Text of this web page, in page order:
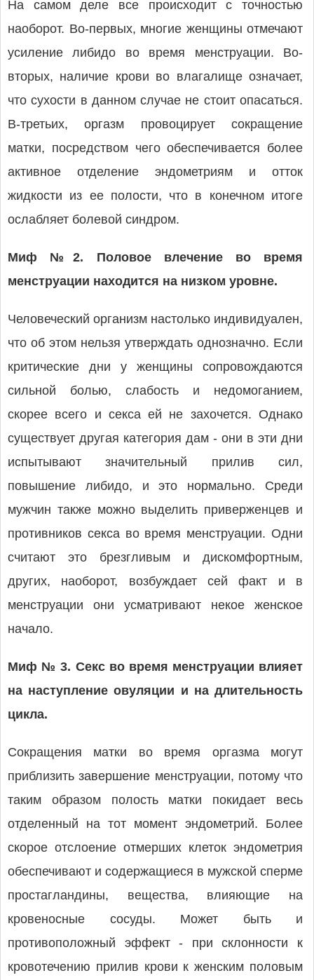
На самом деле все происходит с точностью
наоборот. Во-первых, многие женщины отмечают
усиление либидо во время менструации. Во-
вторых, наличие крови во влагалище означает,
что сухости в данном случае не стоит опасаться.
В-третьих, оргазм провоцирует сокращение
матки, посредством чего обеспечивается более
активное отделение эндометриям и отток
жидкости из ее полости, что в конечном итоге
ослабляет болевой синдром.
Миф №2. Половое влечение во время
менструации находится на низком уровне.
Человеческий организм настолько индивидуален,
что об этом нельзя утверждать однозначно. Если
критические дни у женщины сопровождаются
сильной болью, слабость и недомоганием,
скорее всего и секса ей не захочется. Однако
существует другая категория дам - они в эти дни
испытывают значительный прилив сил,
повышение либидо, и это нормально. Среди
мужчин также можно выделить приверженцев и
противников секса во время менструации. Одни
считают это брезгливым и дискомфортным,
других, наоборот, возбуждает сей факт и в
менструации они усматривают некое женское
начало.
Миф № 3. Секс во время менструации влияет
на наступление овуляции и на длительность
цикла.
Сокращения матки во время оргазма могут
приблизить завершение менструации, потому что
таким образом полость матки покидает весь
отделенный на тот момент эндометрий. Более
скорое отслоение отмерших клеток эндометрия
обеспечивают и содержащиеся в мужской сперме
простагландины, вещества, влияющие на
кровеносные сосуды. Может быть и
противоположный эффект - при склонности к
кровотечению прилив крови к женским половым